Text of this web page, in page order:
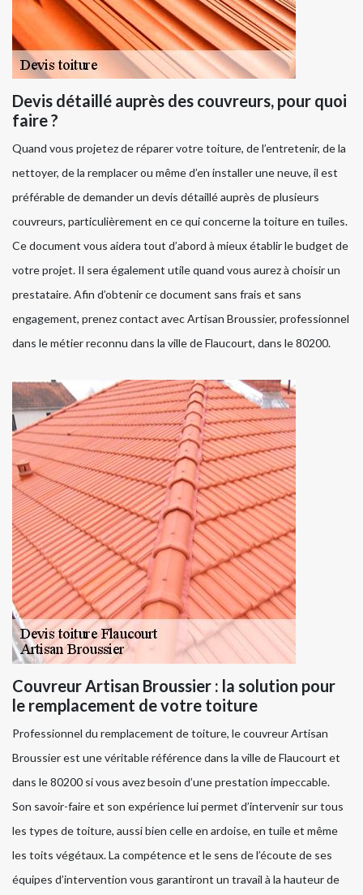
Devis détaillé auprès des couvreurs, pour quoi
faire ?
Quand vous projetez de réparer votre toiture, de l’entretenir, de la
nettoyer, de la remplacer ou même d’en installer une neuve, il est
préférable de demander un devis détaillé auprès de plusieurs
couvreurs, particulièrement en ce qui concerne la toiture en tuiles.
Ce document vous aidera tout d’abord à mieux établir le budget de
votre projet. Il sera également utile quand vous aurez à choisir un
prestataire. Afin d’obtenir ce document sans frais et sans
engagement, prenez contact avec Artisan Broussier, professionnel
dans le métier reconnu dans la ville de Flaucourt, dans le 80200.
Couvreur Artisan Broussier : la solution pour
le remplacement de votre toiture
Professionnel du remplacement de toiture, le couvreur Artisan
Broussier est une véritable référence dans la ville de Flaucourt et
dans le 80200 si vous avez besoin d’une prestation impeccable.
Son savoir-faire et son expérience lui permet d’intervenir sur tous
les types de toiture, aussi bien celle en ardoise, en tuile et même
les toits végétaux. La compétence et le sens de l’écoute de ses
équipes d’intervention vous garantiront un travail à la hauteur de